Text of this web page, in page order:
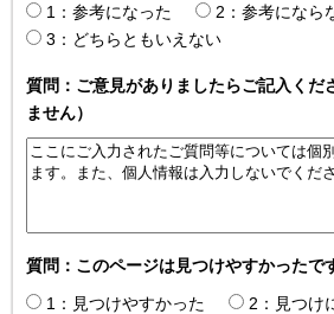
1：参考になった
2：参考になら
3：どちらともいえない
質問：ご意見がありましたらご記入くだ
ません）
質問：このページは見つけやすかったで
1：見つけやすかった
2：見つけ